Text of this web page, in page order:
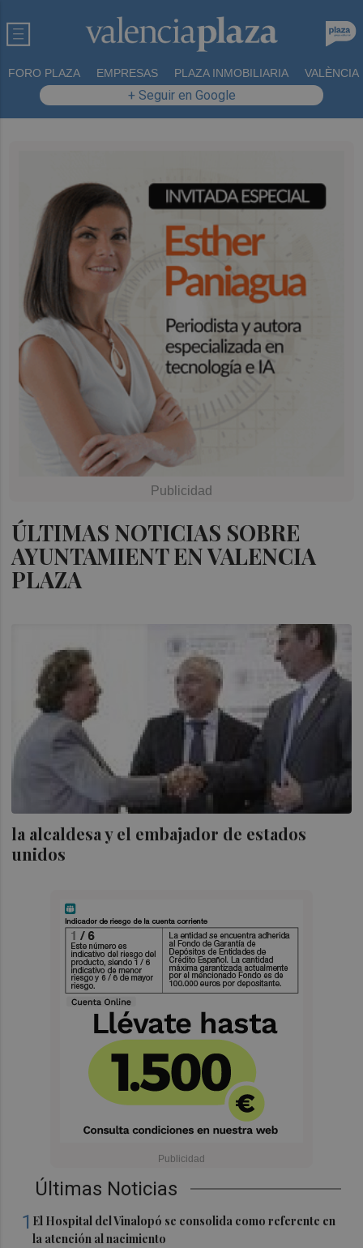
FORO PLAZA EMPRESAS PLAZA INMOBILIARIA VALÈNCIA
+ Seguir en Google
ÚLTIMAS NOTICIAS SOBRE
AYUNTAMIENT EN VALENCIA
PLAZA
la alcaldesa y el embajador de estados
unidos
Últimas Noticias
1 El Hospital del Vinalopó se consolida como referente en
la atención al nacimiento